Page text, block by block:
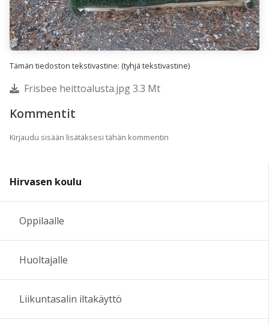
Tämän tiedoston tekstivastine: (tyhjä tekstivastine)
Frisbee heittoalusta.jpg 3.3 Mt
Kommentit
Kirjaudu sisään lisätäksesi tähän kommentin
Hirvasen koulu
Oppilaalle
Huoltajalle
Liikuntasalin iltakäyttö